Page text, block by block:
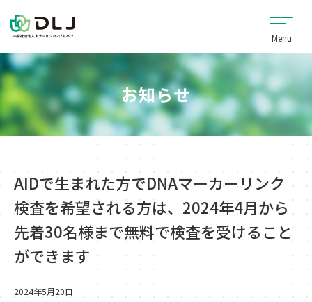
お知らせ
AIDで生まれた方でDNAマーカーリンク
検査を希望される方は、2024年4月から
先着30名様まで無料で検査を受けること
ができます
2024年5月20日